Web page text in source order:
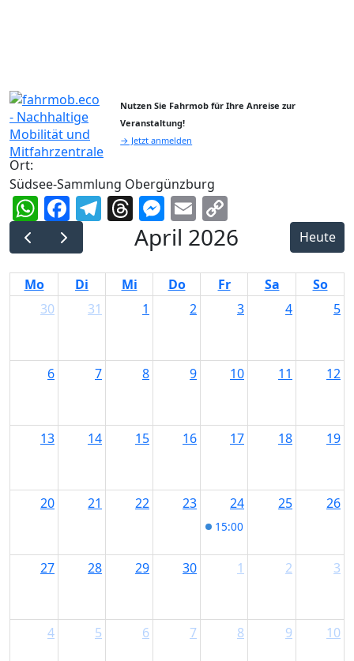
Nutzen Sie Fahrmob für Ihre Anreise zur
Veranstaltung!
→ Jetzt anmelden
Ort:
Südsee-Sammlung Obergünzburg
WhatsApp
Facebook
Telegram
Threads
Messenger
Email
Link
April 2026 Heute
Mo Di Mi Do Fr Sa
So
30
31 1 2 3 4 5
6 7 8 9 10 11 12
13 14 15 16 17 18 19
20 21 22 23 24
15:00
25 26
27 28 29 30 1 2 3
4 5 6 7 8 9 10